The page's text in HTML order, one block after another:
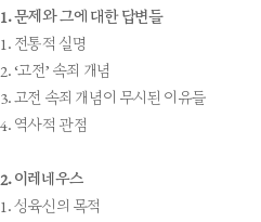
1. 문제와 그에 대한 답변들
1. 전통적 설명
2. ‘고전’ 속죄 개념
3. 고전 속죄 개념이 무시된 이유들
4. 역사적 관점
2. 이레네우스
1. 성육신의 목적